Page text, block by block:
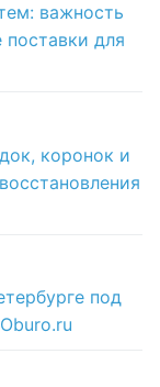
важность
для
коронок и
под